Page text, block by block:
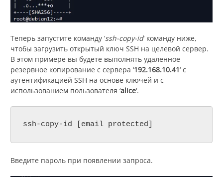
Теперь запустите команду ‘ssh-copy-id‘ команду ниже,
чтобы загрузить открытый ключ SSH на целевой сервер.
В этом примере вы будете выполнять удаленное
резервное копирование с сервера ‘192.168.10.41‘ с
аутентификацией SSH на основе ключей и с
использованием пользователя ‘alice‘.
ssh-copy-id [email protected]
Введите пароль при появлении запроса.